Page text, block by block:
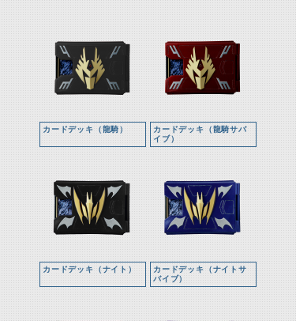
カードデッキ（龍騎）
カードデッキ（龍騎サバ
イブ）
カードデッキ（ナイト）
カードデッキ（ナイトサ
バイブ）